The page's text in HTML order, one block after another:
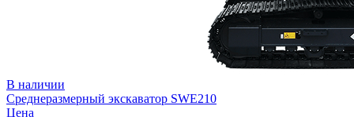
В наличии
Среднеразмерный экскаватор SWE210
Цена